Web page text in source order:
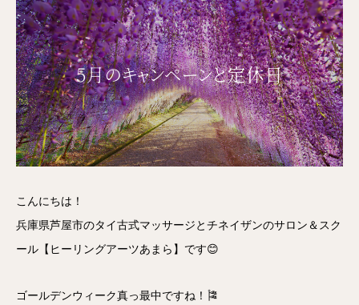
こんにちは！
兵庫県芦屋市のタイ古式マッサージとチネイザンのサロン＆スク
ール【ヒーリングアーツあまら】です😊
ゴールデンウィーク真っ最中ですね！🎏